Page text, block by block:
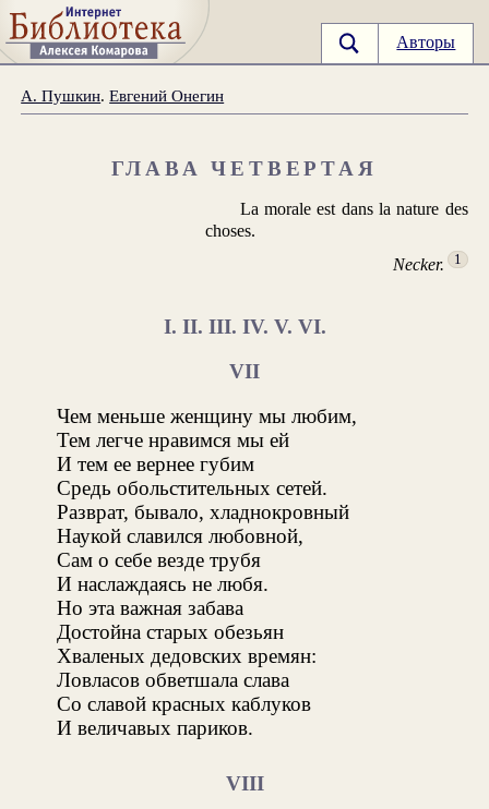
Авторы
А. Пушкин.Евгений Онегин
ГЛАВА ЧЕТВЕРТАЯ
La morale est dans la nature des
choses.
Necker.
1
I. II. III. IV. V. VI.
VII
Чем меньше женщину мы любим,
Тем легче нравимся мы ей
И тем ее вернее губим
Средь обольстительных сетей.
Разврат, бывало, хладнокровный
Наукой славился любовной,
Сам о себе везде трубя
И наслаждаясь не любя.
Но эта важная забава
Достойна старых обезьян
Хваленых дедовских времян:
Ловласов обветшала слава
Со славой красных каблуков
И величавых париков.
VIII